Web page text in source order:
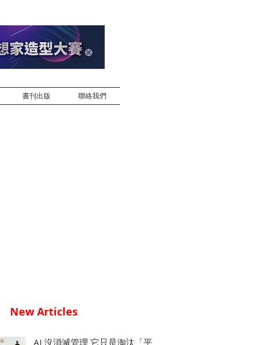
書刊出版 聯絡我們
New Articles
AI 沒消滅管理 它只是淘汰「平